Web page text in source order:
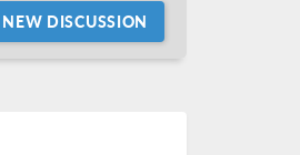
NEW DISCUSSION